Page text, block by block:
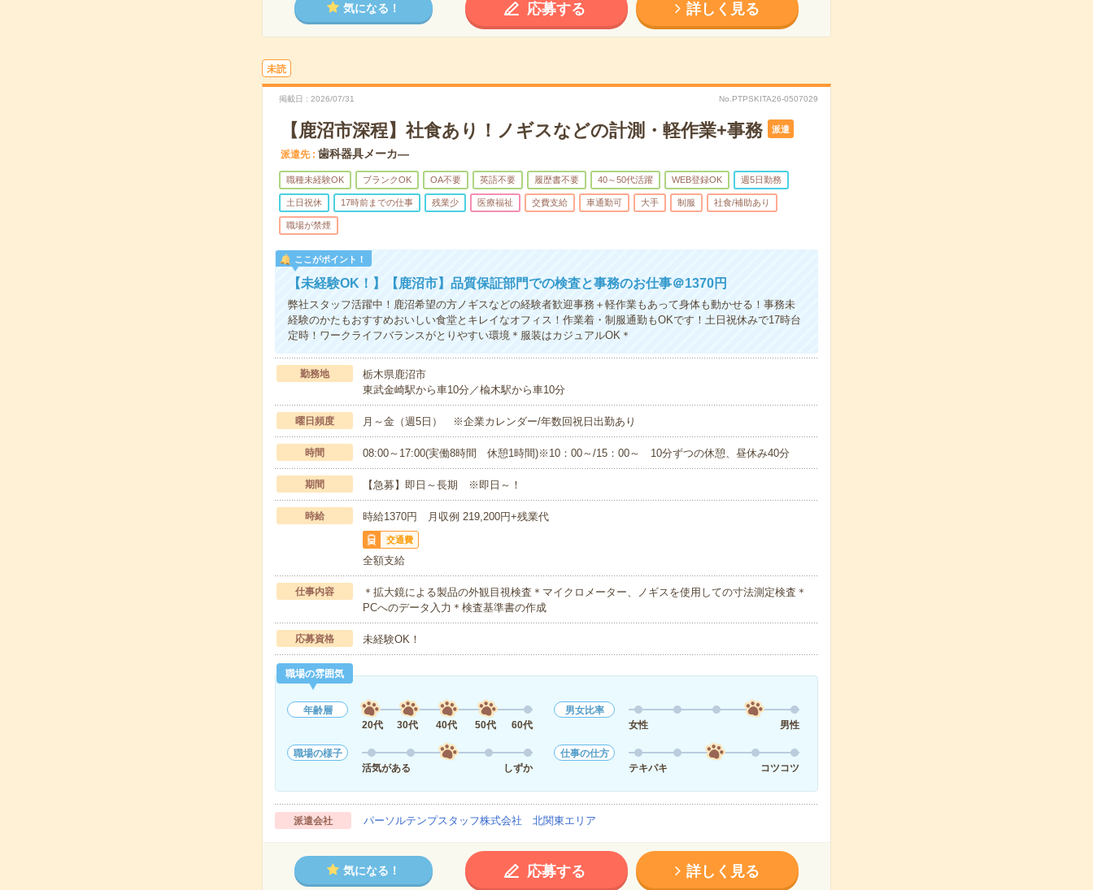
気になる！ 応募する 詳しく見る
未読
掲載日 2026/07/31 No.PTPSKITA26-0507029
【鹿沼市深程】社食あり！ノギスなどの計測・軽作業+事務 派遣
派遣先 歯科器具メーカ―
職種未経験OK ブランクOK OA不要 英語不要 履歴書不要 40～50代活躍 WEB登録OK 週5日勤務
土日祝休 17時前までの仕事 残業少 医療福祉 交費支給 車通勤可 大手 制服 社食/補助あり
職場が禁煙
ここがポイント！
【未経験OK！】【鹿沼市】品質保証部門での検査と事務のお仕事＠1370円
弊社スタッフ活躍中！鹿沼希望の方ノギスなどの経験者歓迎事務＋軽作業もあって身体も動かせる！事務未
経験のかたもおすすめおいしい食堂とキレイなオフィス！作業着・制服通勤もOKです！土日祝休みで17時台
定時！ワークライフバランスがとりやすい環境＊服装はカジュアルOK＊
勤務地
栃木県鹿沼市
東武金崎駅から車10分／楡木駅から車10分
曜日頻度 月～金（週5日） ※企業カレンダー/年数回祝日出勤あり
時間 08:00～17:00(実働8時間 休憩1時間)※10：00～/15：00～ 10分ずつの休憩、昼休み40分
期間 【急募】即日～長期 ※即日～！
時給 時給1370円 月収例 219,200円+残業代
交通費
全額支給
仕事内容
＊拡大鏡による製品の外観目視検査＊マイクロメーター、ノギスを使用しての寸法測定検査＊
PCへのデータ入力＊検査基準書の作成
応募資格 未経験OK！
職場の雰囲気
年齢層
20代
30代 40代 50代 60代
男女比率
女性
男性
職場の様子
活気がある
しずか
仕事の仕方
テキパキ
コツコツ
派遣会社 パーソルテンプスタッフ株式会社 北関東エリア
気になる！ 応募する 詳しく見る